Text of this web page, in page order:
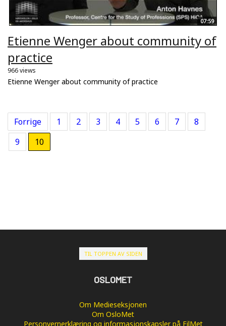
07:59
Etienne Wenger about community of
practice
966 views
Etienne Wenger about community of practice
Forrige 1 2 3 4 5 6 7
8
9
10
TIL TOPPEN AV SIDEN
OSLOMET
Om Medieseksjonen
Om OsloMet
Personvernerklæring og informasjonskapsler på FilMet